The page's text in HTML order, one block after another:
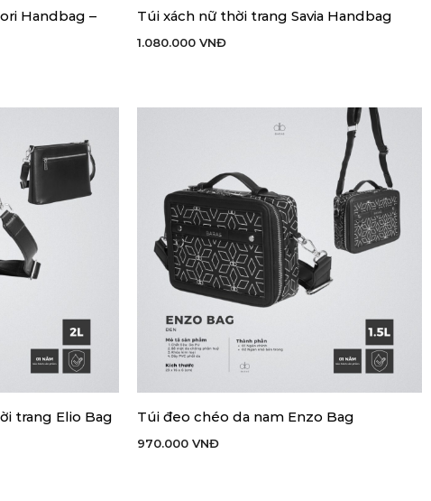
Handbag –
THÊM VÀO GIỎ HÀNG
Túi xách nữ thời trang Savia Handbag
1.080.000 VNĐ
trang Elio Bag THÊM VÀO GIỎ HÀNG
Túi đeo chéo da nam Enzo Bag
970.000 VNĐ